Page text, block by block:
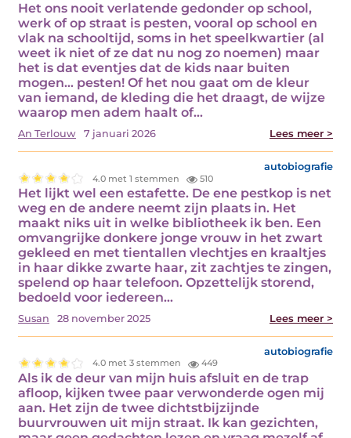
Het ons nooit verlatende gedonder op school,
werk of op straat is pesten, vooral op school en
vlak na schooltijd, soms in het speelkwartier (al
weet ik niet of ze dat nu nog zo noemen) maar
het is dat eventjes dat de kids naar buiten
mogen… pesten! Of het nou gaat om de kleur
van iemand, de kleding die het draagt, de wijze
waarop men adem haalt of…
An Terlouw 7 januari 2026 Lees meer >
autobiografie
4.0 met 1 stemmen 510
Het lijkt wel een estafette. De ene pestkop is net
weg en de andere neemt zijn plaats in. Het
maakt niks uit in welke bibliotheek ik ben. Een
omvangrijke donkere jonge vrouw in het zwart
gekleed en met tientallen vlechtjes en kraaltjes
in haar dikke zwarte haar, zit zachtjes te zingen,
spelend op haar telefoon. Opzettelijk storend,
bedoeld voor iedereen…
Susan 28 november 2025 Lees meer >
autobiografie
4.0 met 3 stemmen 449
Als ik de deur van mijn huis afsluit en de trap
afloop, kijken twee paar verwonderde ogen mij
aan. Het zijn de twee dichtstbijzijnde
buurvrouwen uit mijn straat. Ik kan gezichten,